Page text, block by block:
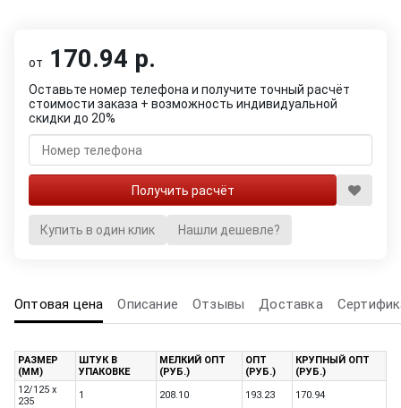
от 170.94 р.
Оставьте номер телефона и получите точный расчёт
стоимости заказа + возможность индивидуальной
скидки до 20%
Купить в один клик Нашли дешевле?
Оптовая цена Описание Отзывы Доставка
РАЗМЕР
(ММ)
ШТУК В
УПАКОВКЕ
МЕЛКИЙ ОПТ
(РУБ.)
ОПТ
(РУБ.)
КРУПНЫЙ ОПТ
(РУБ.)
12/125 x
235
1 208.10 193.23 170.94